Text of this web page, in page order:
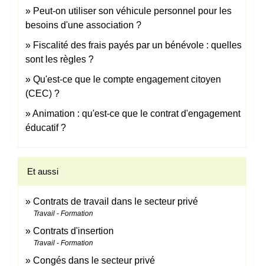
Peut-on utiliser son véhicule personnel pour les
besoins d'une association ?
Fiscalité des frais payés par un bénévole : quelles
sont les règles ?
Qu'est-ce que le compte engagement citoyen
(CEC) ?
Animation : qu'est-ce que le contrat d'engagement
éducatif ?
Et aussi
Contrats de travail dans le secteur privé
Travail - Formation
Contrats d'insertion
Travail - Formation
Congés dans le secteur privé